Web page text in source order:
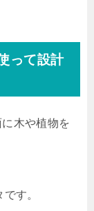
って設計
木や植物を
す。